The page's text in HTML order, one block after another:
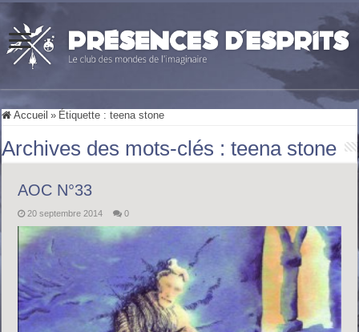
Accueil » Étiquette :teena stone
Archives des mots-clés :teena stone
AOC N°33
20 septembre 2014 0